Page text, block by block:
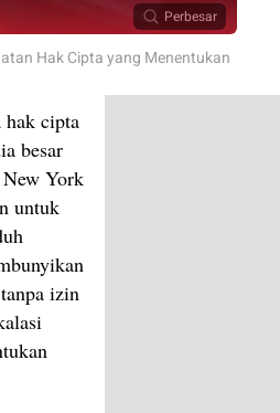
Perbesar
Hak Cipta yang Menentukan
hak cipta
besar
York
untuk
izin